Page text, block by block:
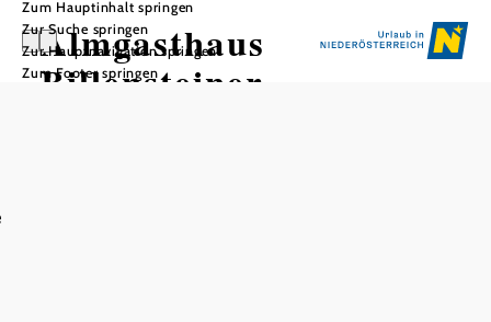
Zum Hauptinhalt springen
Zur Suche springen
Zur Hauptnavigation springen
Zum Footer springen
Almgasthaus
Billensteiner